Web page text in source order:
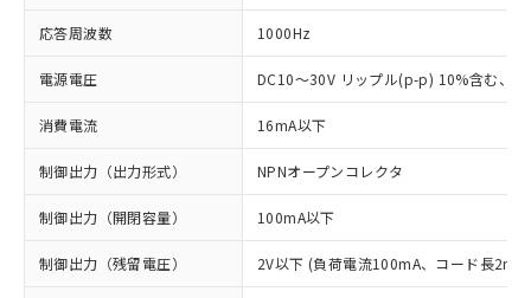
応答周波数 1000Hz
電源電圧 DC10～30V リップル(p-p) 10%含む、
消費電流 16mA以下
制御出力（出力形式） NPNオープンコレクタ
制御出力（開閉容量） 100mA以下
制御出力（残留電圧） 2V以下 (負荷電流100mA、コード長2m